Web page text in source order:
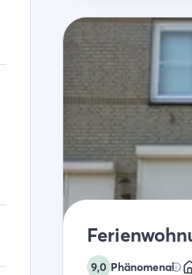
9,0 Phänomenal